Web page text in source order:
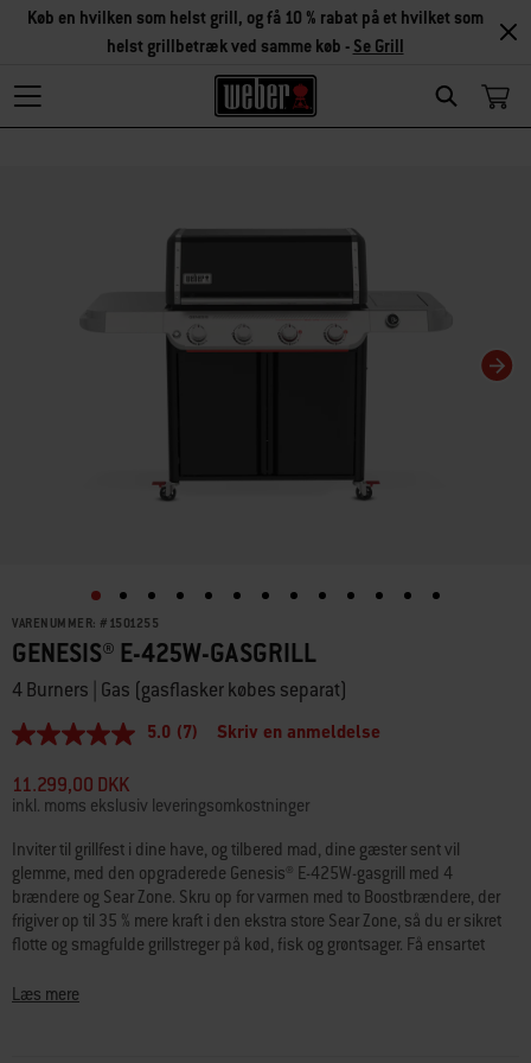
Search
Køb en hvilken som helst grill, og få 10 % rabat på et hvilket som
helst grillbetræk ved samme køb - Se Grill
VARENUMMER: # 1501255
GENESIS® E-425W-GASGRILL
4 Burners | Gas (gasflasker købes separat)
5.0
af
5
stjerner,
gennemsnitlig
bedømmelsesværdi.
Read
7
Reviews.
Samme
sidelink.
5.0 (7) Skriv en anmeldelse
11.299,00 DKK
inkl. moms ekslusiv leveringsomkostninger
Inviter til grillfest i dine have, og tilbered mad, dine gæster sent vil
glemme, med den opgraderede Genesis® E-425W-gasgrill med 4
brændere og Sear Zone. Skru op for varmen med to Boostbrændere, der
frigiver op til 35 % mere kraft i den ekstra store Sear Zone, så du er sikret
flotte og smagfulde grillstreger på kød, fisk og grøntsager. Få ensartet
brændersystem, der altid tænder og opretholder et ensartet gasflow. Nyd
Læs mere